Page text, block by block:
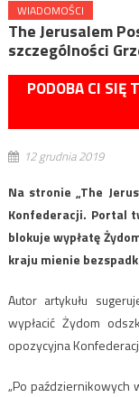
WIADOMOŚCI
The Jerusalem
szczególności
PODOBA CI SIĘ
12 grudnia 2019
Na stronie „The
Konfederacji. Portal
blokuje wypłatę
kraju mienie
Autor artykułu
wypłacić Żydom
opozycyjna
„Po październikowych